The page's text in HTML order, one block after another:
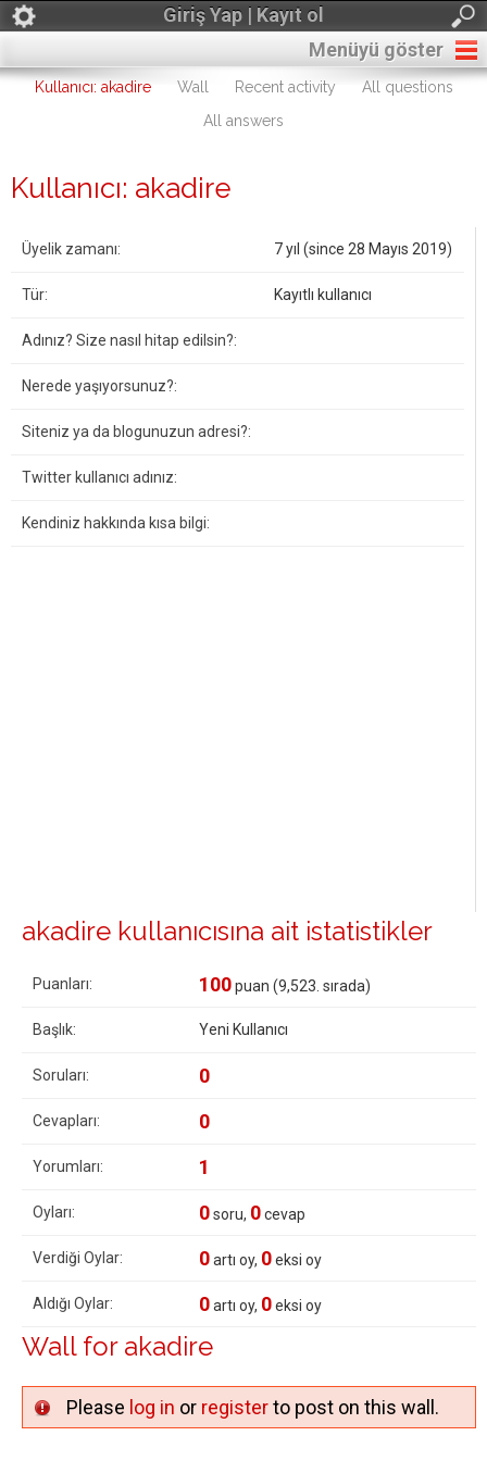
Giriş Yap | Kayıt ol
Menüyü göster
Kullanıcı: akadire Wall Recent activity
All questions
All answers
Kullanıcı: akadire
Üyelik zamanı: 7 yıl (since 28 Mayıs 2019)
Tür: Kayıtlı kullanıcı
Adınız? Size nasıl hitap edilsin?:
Nerede yaşıyorsunuz?:
Siteniz ya da blogunuzun adresi?:
Twitter kullanıcı adınız:
Kendiniz hakkında kısa bilgi:
akadire kullanıcısına ait istatistikler
Puanları: 100puan (9,523 . sırada)
Başlık: Yeni Kullanıcı
Soruları: 0
Cevapları: 0
Yorumları: 1
Oyları: 0soru, 0cevap
Verdiği Oylar: 0artı oy, 0eksi oy
Aldığı Oylar: 0artı oy, 0eksi oy
Wall for akadire
Please log in or registerto post on this wall.